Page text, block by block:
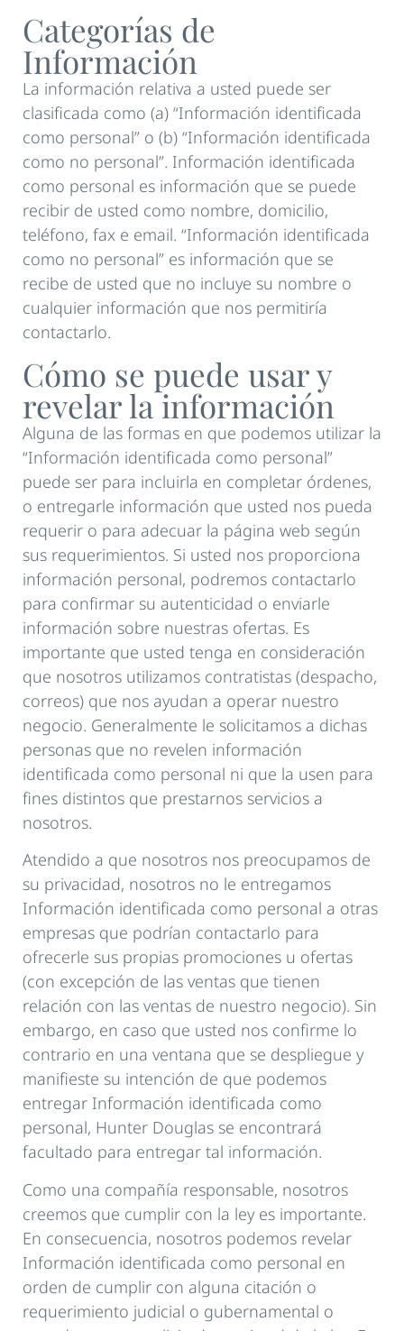
Categorías de
Información
La información relativa a usted puede ser
clasificada como (a) “Información identificada
como personal” o (b) “Información identificada
como no personal”. Información identificada
como personal es información que se puede
recibir de usted como nombre, domicilio,
teléfono, fax e email. “Información identificada
como no personal” es información que se
recibe de usted que no incluye su nombre o
cualquier información que nos permitiría
contactarlo.
Cómo se puede usar y
revelar la información
Alguna de las formas en que podemos utilizar la
“Información identificada como personal”
puede ser para incluirla en completar órdenes,
o entregarle información que usted nos pueda
requerir o para adecuar la página web según
sus requerimientos. Si usted nos proporciona
información personal, podremos contactarlo
para confirmar su autenticidad o enviarle
información sobre nuestras ofertas. Es
importante que usted tenga en consideración
que nosotros utilizamos contratistas (despacho,
correos) que nos ayudan a operar nuestro
negocio. Generalmente le solicitamos a dichas
personas que no revelen información
identificada como personal ni que la usen para
fines distintos que prestarnos servicios a
nosotros.
Atendido a que nosotros nos preocupamos de
su privacidad, nosotros no le entregamos
Información identificada como personal a otras
empresas que podrían contactarlo para
ofrecerle sus propias promociones u ofertas
(con excepción de las ventas que tienen
relación con las ventas de nuestro negocio). Sin
embargo, en caso que usted nos confirme lo
contrario en una ventana que se despliegue y
manifieste su intención de que podemos
entregar Información identificada como
personal, Hunter Douglas se encontrará
facultado para entregar tal información.
Como una compañía responsable, nosotros
creemos que cumplir con la ley es importante.
En consecuencia, nosotros podemos revelar
Información identificada como personal en
orden de cumplir con alguna citación o
requerimiento judicial o gubernamental o